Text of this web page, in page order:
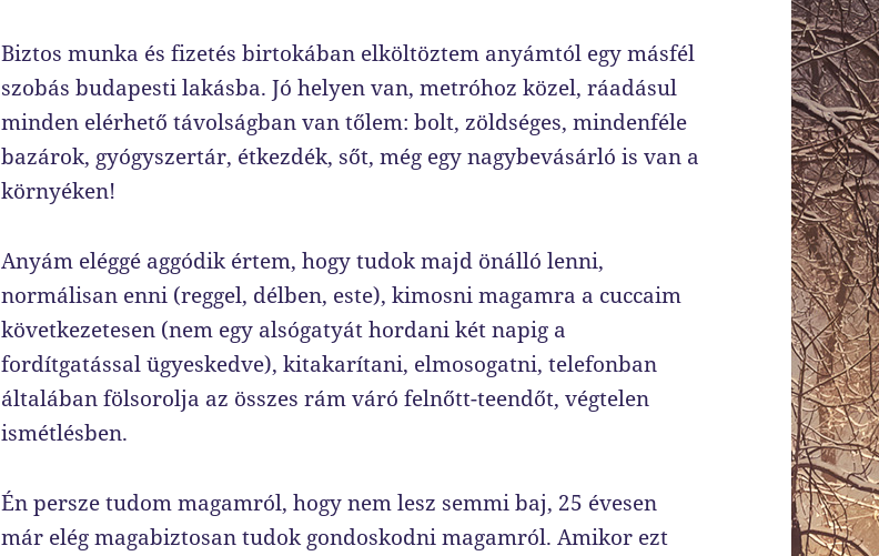
Biztos munka és fizetés birtokában elköltöztem anyámtól egy másfél
szobás budapesti lakásba. Jó helyen van, metróhoz közel, ráadásul
minden elérhető távolságban van tőlem: bolt, zöldséges, mindenféle
bazárok, gyógyszertár, étkezdék, sőt, még egy nagybevásárló is van a
környéken!
Anyám eléggé aggódik értem, hogy tudok majd önálló lenni,
normálisan enni (reggel, délben, este), kimosni magamra a cuccaim
következetesen (nem egy alsógatyát hordani két napig a
fordítgatással ügyeskedve), kitakarítani, elmosogatni, telefonban
általában fölsorolja az összes rám váró felnőtt-teendőt, végtelen
ismétlésben.
Én persze tudom magamról, hogy nem lesz semmi baj, 25 évesen
már elég magabiztosan tudok gondoskodni magamról. Amikor ezt